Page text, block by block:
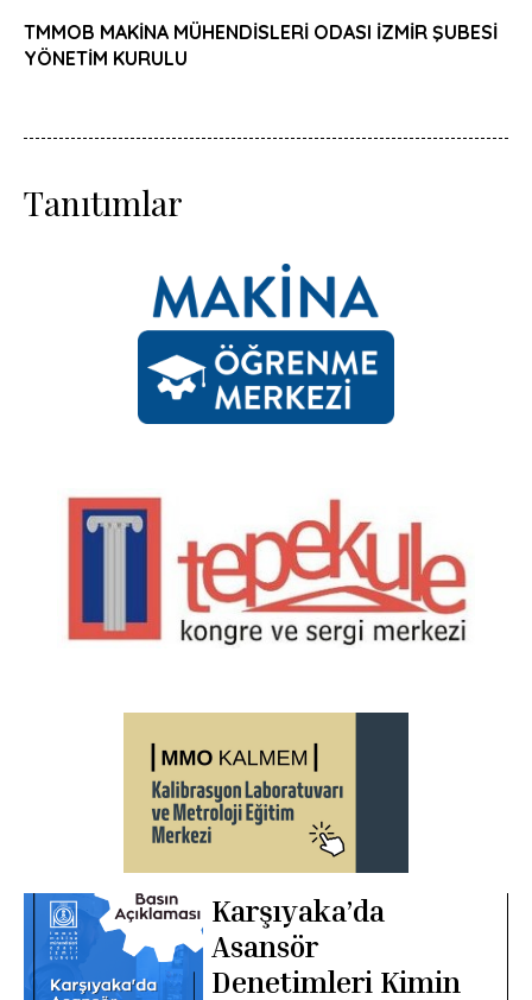
Karşıyaka’da
Asansör
Denetimleri Kimin
TMMOB MAKİNA MÜHENDİSLERİ ODASI İZMİR ŞUBESİ
YÖNETİM KURULU
Tanıtımlar